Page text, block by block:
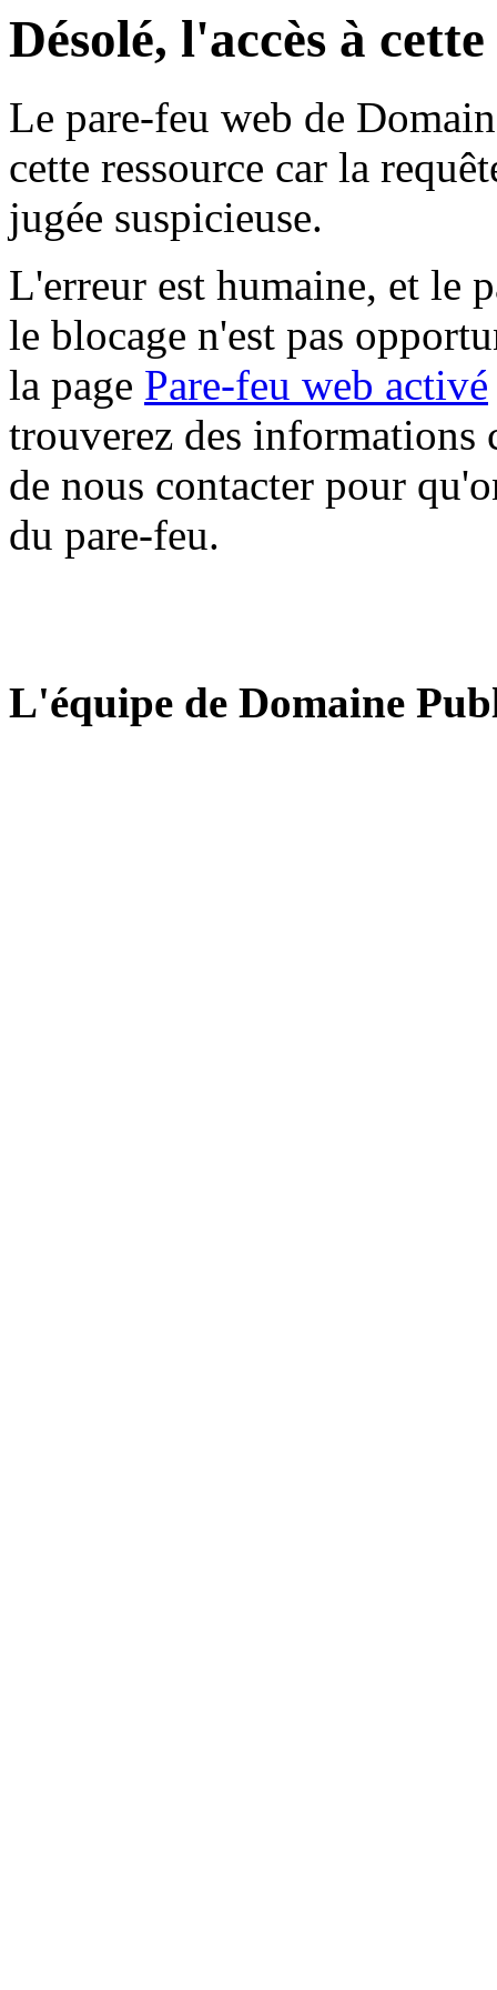
Désolé, l'accès à
Le pare-feu web de
cette ressource car la
jugée suspicieuse.
L'erreur est humaine, et le
le blocage n'est pas
la page Pare-feu web activé
trouverez des informations
de nous contacter pour
du pare-feu.
L'équipe de Domaine